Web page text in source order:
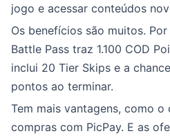
jogo e acessar conteúdos
Os benefícios são muitos.
Battle Pass traz 1.100 COD
inclui 20 Tier Skips e a
pontos ao terminar.
Tem mais vantagens, como o
compras com PicPay. E as